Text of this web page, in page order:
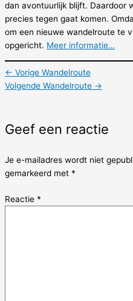
dan avontuurlijk blijft. Daardoor
precies tegen gaat komen.
om een nieuwe wandelroute te
opgericht. Meer informatie…
← Vorige Wandelroute
Volgende Wandelroute →
Geef een reactie
Je e-mailadres wordt niet
gemarkeerd met *
Reactie *